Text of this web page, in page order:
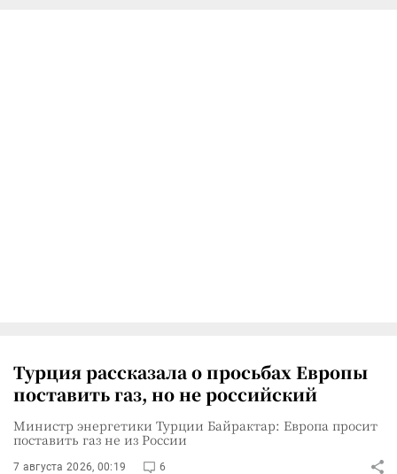
Турция рассказала о просьбах Европы
поставить газ, но не российский
Министр энергетики Турции Байрактар: Европа просит
поставить газ не из России
7 августа 2026, 00:19 6